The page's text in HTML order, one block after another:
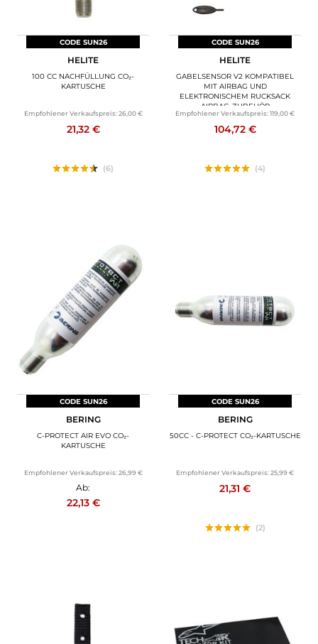
CODE SUN26
HELITE
100 CC NACHFÜLLUNG CO₂-
KARTUSCHE
Empfohlener Verkaufspreis: 26,00 €
21,32 €
(6)
CODE SUN26
HELITE
GABELSENSOR V2 KOMPATIBEL
MIT AIRBAG UND
ELEKTRONISCHEM RUCKSACK
AIRBAG-ZUBEHÖR
Empfohlener Verkaufspreis:119,00 €
104,72 €
(4)
CODE SUN26
BERING
C-PROTECT AIR EVO CO₂-
KARTUSCHE
Empfohlener Verkaufspreis: 26,99 €
Ab:
22,13 €
CODE SUN26
BERING
50CC - C-PROTECT CO₂-KARTUSCHE
Empfohlener Verkaufspreis:25,99 €
21,31 €
(2)